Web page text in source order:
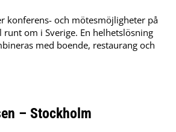
konferens- och mötesmöjligheter på
om i Sverige. En helhetslösning
med boende, restaurang och
– Stockholm